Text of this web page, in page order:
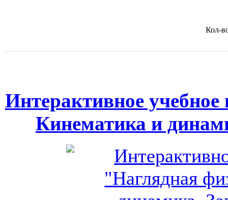
Кол-
Интерактивное
Кинематика и